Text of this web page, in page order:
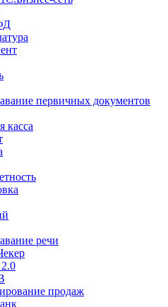
первичных документов
касса
речи
продаж